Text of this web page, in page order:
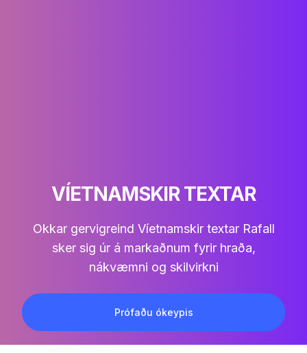
VÍETNAMSKIR TEXTAR
Okkar gervigreind Víetnamskir textar Rafall
sker sig úr á markaðnum fyrir hraða,
nákvæmni og skilvirkni
Prófaðu ókeypis